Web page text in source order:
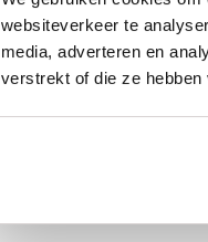
websiteverkeer te
media, adverteren en
verstrekt of die ze